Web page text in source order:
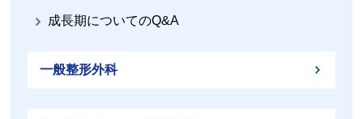
成長期についてのQ&A
一般整形外科